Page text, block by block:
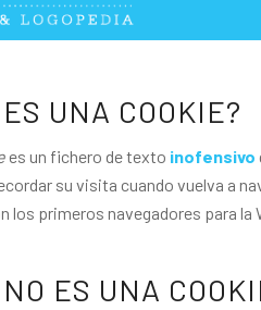
UNA COOKIE?
es un fichero de texto inofensivo
su visita cuando vuelva a
los primeros navegadores para la
ES UNA